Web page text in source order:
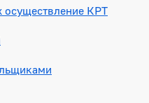
КРТ